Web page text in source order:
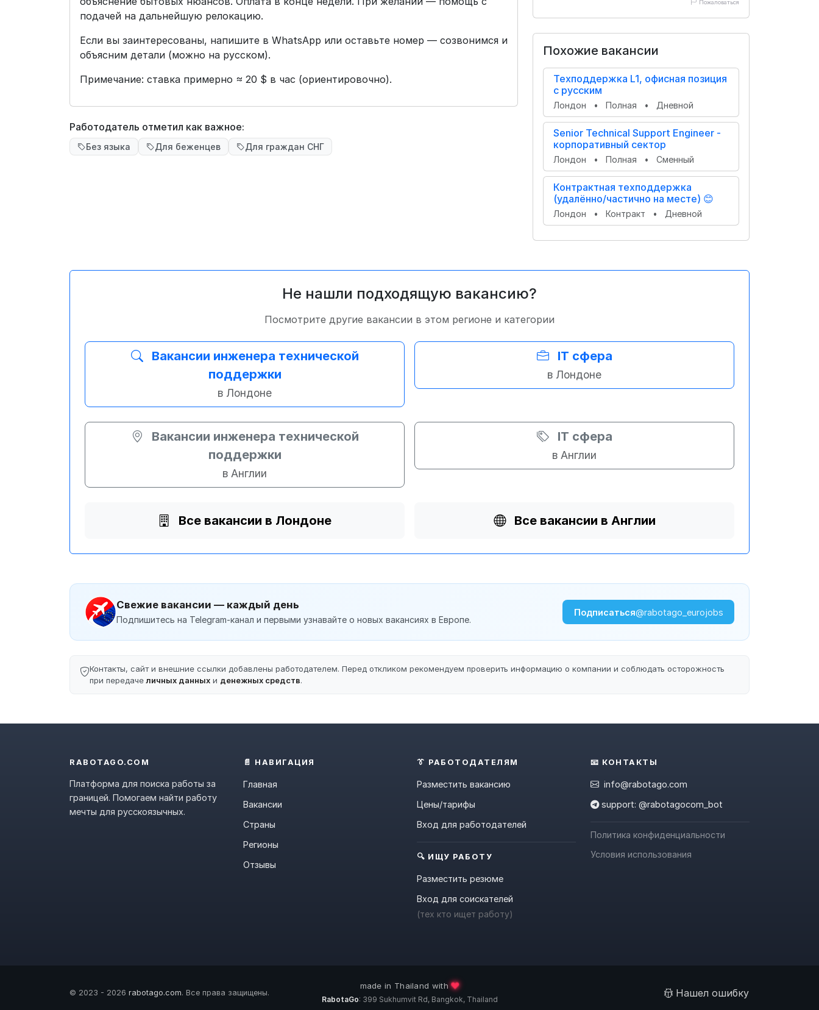
подачей на дальнейшую релокацию.
Если вы заинтересованы, напишите в WhatsApp или оставьте номер — созвонимся и
объясним детали (можно на русском).
Примечание: ставка примерно ≈ 20 $ в час (ориентировочно).
Работодатель отметил как важное:
Без языка Для беженцев Для граждан СНГ
Пожаловаться
Похожие вакансии
Техподдержка L1, офисная позиция
с русским
Лондон • Полная • Дневной
Senior Technical Support Engineer -
корпоративный сектор
Лондон • Полная • Сменный
Контрактная техподдержка
(удалённо/частично на месте) 😊
Лондон • Контракт • Дневной
Не нашли подходящую вакансию?
Посмотрите другие вакансии в этом регионе и категории
Вакансии инженера технической
поддержки
в Лондоне
IT сфера
в Лондоне
Вакансии инженера технической
поддержки
в Англии
IT сфера
в Англии
Все вакансии в Лондоне Все вакансии в Англии
Свежие вакансии — каждый день
Подпишитесь на Telegram-канал и первыми узнавайте о новых вакансиях в Европе.
Подписаться@rabotago_eurojobs
Контакты, сайт и внешние ссылки добавлены работодателем. Перед откликом рекомендуем проверить информацию о компании и соблюдать осторожность
при передачеличных данных и денежных средств.
RABOTAGO.COM
Платформа для поиска работы за
границей. Помогаем найти работу
мечты для русскоязычных.
📄 НАВИГАЦИЯ
Главная
Вакансии
Страны
Регионы
Отзывы
👔 РАБОТОДАТЕЛЯМ
Разместить вакансию
Цены/тарифы
Вход для работодателей
🔍 ИЩУ РАБОТУ
Разместить резюме
Вход для соискателей
(тех кто ищет работу)
📧 КОНТАКТЫ
info@rabotago.com
support: @rabotagocom_bot
Политика конфиденциальности
Условия использования
© 2023 - 2026 rabotago.com. Все права защищены.
made in Thailand with❤️
RabotaGo: 399 Sukhumvit Rd, Bangkok, Thailand
Нашел ошибку